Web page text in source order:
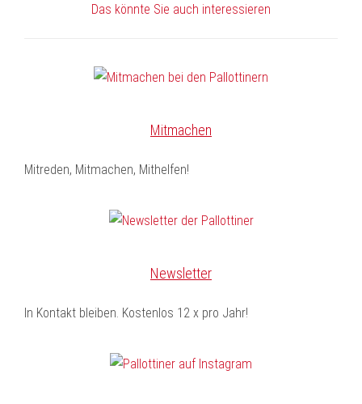
Das könnte Sie auch interessieren
Mitmachen
Mitreden, Mitmachen, Mithelfen!
Newsletter
In Kontakt bleiben. Kostenlos 12 x pro Jahr!